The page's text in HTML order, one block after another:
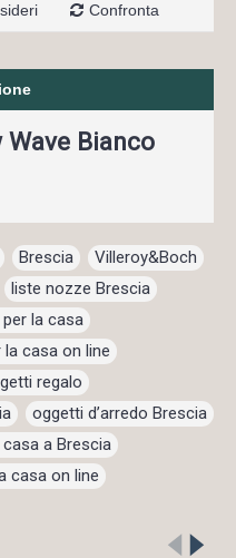
Confronta
Bianco
Brescia Villeroy&Boch
liste nozze Brescia
la casa
casa on line ,
regalo
oggetti d’arredo Brescia
a Brescia ,
casa on line